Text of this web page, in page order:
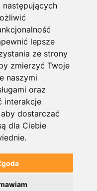
lepsze
ze strony
zmierzyć Twoje
naszymi
oraz
interakcje
aby dostarczać
dla Ciebie
.
dla firmy,
0
SentiSignal